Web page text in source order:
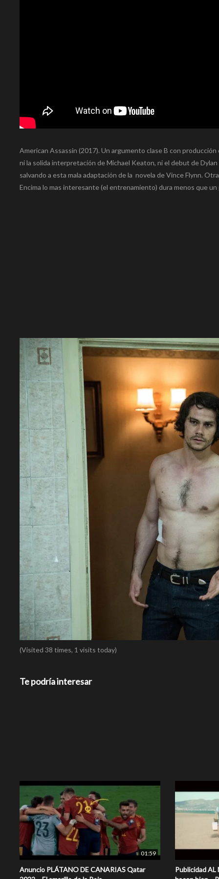
American Assassin (2017). Un argumento clase B con
ni la solida interpretación de Michael Keaton, ni el debut de
salvando a esta mala adaptación de la novela de Vince Flynn.
Encima lo mas interesante (el entrenamiento) dura menos que
(Visited 38 times, 1 visits today)
Te podría interesar
01:59
Anuncio PLÁTANO DE CANARIAS Qatar
Publicidad AL